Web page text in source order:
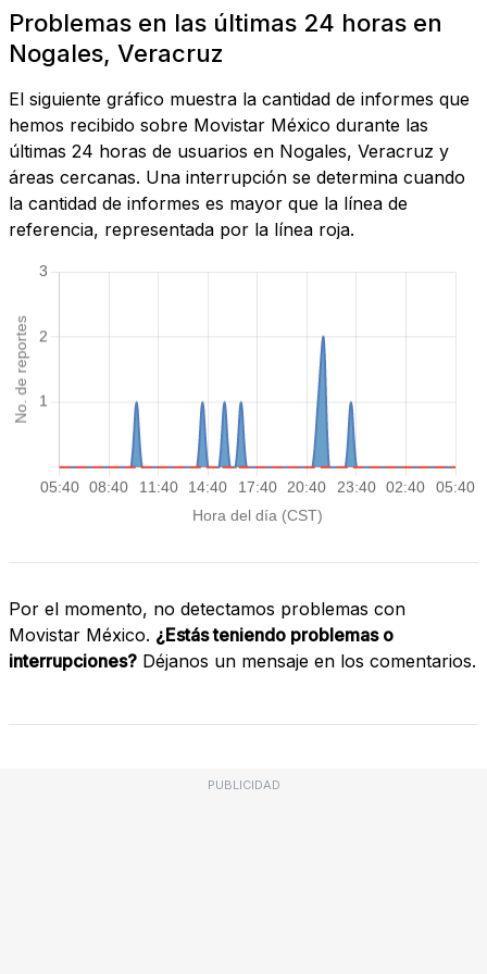
Problemas en las últimas 24 horas en
Nogales, Veracruz
El siguiente gráfico muestra la cantidad de informes que
hemos recibido sobre Movistar México durante las
últimas 24 horas de usuarios en Nogales, Veracruz y
áreas cercanas. Una interrupción se determina cuando
la cantidad de informes es mayor que la línea de
referencia, representada por la línea roja.
Por el momento, no detectamos problemas con
Movistar México. ¿Estás teniendo problemas o
interrupciones? Déjanos un mensaje en los comentarios.
PUBLICIDAD